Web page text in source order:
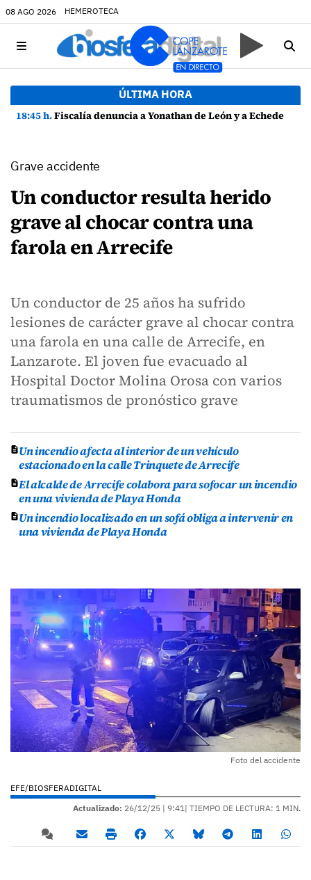
08 AGO 2026 HEMEROTECA
ÚLTIMA HORA
18:45 h.Fiscalía denuncia a Yonathan de León y a Echedey Eugenio por presuntas anomalías en contratos festivos
Grave accidente
Un conductor resulta herido
grave al chocar contra una
farola en Arrecife
Un conductor de 25 años ha sufrido
lesiones de carácter grave al chocar contra
una farola en una calle de Arrecife, en
Lanzarote. El joven fue evacuado al
Hospital Doctor Molina Orosa con varios
traumatismos de pronóstico grave
Un incendio afecta al interior de un vehículo
estacionado en la calle Trinquete de Arrecife
El alcalde de Arrecife colabora para sofocar un incendio
en una vivienda de Playa Honda
Un incendio localizado en un sofá obliga a intervenir en
una vivienda de Playa Honda
Foto del accidente
EFE/BIOSFERADIGITAL
Actualizado: 26/12/25 | 9:41| TIEMPO DE LECTURA: 1 MIN.